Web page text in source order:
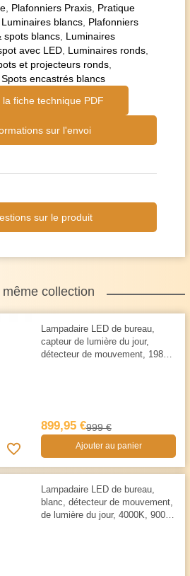
Plafonniers Praxis Pratique
Luminaires blancs Plafonniers
spots blancs Luminaires
avec LED Luminaires ronds
et projecteurs ronds
Spots encastrés blancs
fiche technique PDF
sur l'envoi
sur le produit
même collection
Lampadaire LED de bureau,
capteur de lumière du jour,
détecteur de mouvement, 198
899,95 €999 €
Ajouter au panier
Lampadaire LED de bureau,
blanc, détecteur de mouvement,
de lumière du jour, 4000K, 9000